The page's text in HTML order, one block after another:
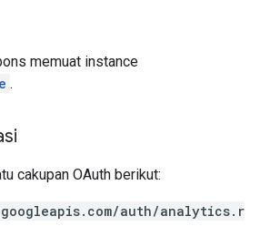
memuat instance
.
cakupan OAuth berikut:
auth/analytics.r